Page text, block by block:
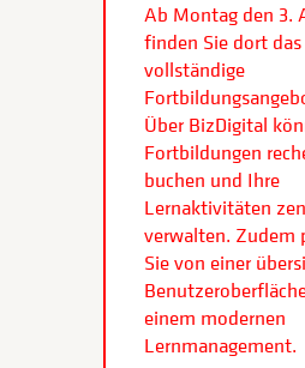
Ab Montag den 3.
finden Sie dort das
vollständige
Über BizDigital
Fortbildungen
buchen und Ihre
Lernaktivitäten
verwalten. Zudem
Sie von einer
einem modernen
Lernmanagement.